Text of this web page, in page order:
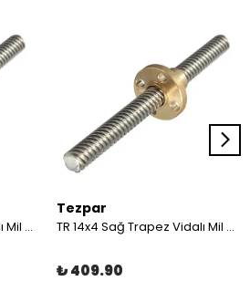
TR 24x5 Sağ Trapez Vidalı Mil (2 Metre C45)
Tezpar
TR 14x4 Sağ Trapez Vidalı Mil (1 Metre C45)
₺ 409.90